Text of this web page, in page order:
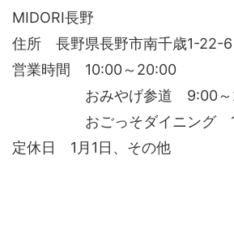
MIDORI長野
住所 長野県長野市南千歳1-22-6
営業時間 10:00～20:00
おみやげ参道 9:00～
おごっそダイニング
定休日 1月1日、その他